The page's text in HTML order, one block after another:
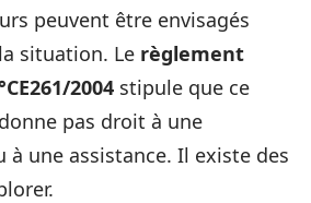
peuvent être envisagés
situation. Le règlement
2004 stipule que ce
pas droit à une
une assistance. Il existe des